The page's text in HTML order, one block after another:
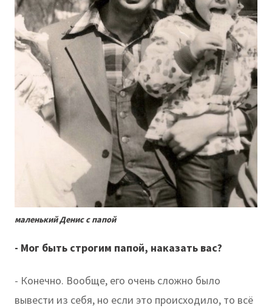
маленький Денис с папой
- Мог быть строгим папой, наказать вас?
- Конечно. Вообще, его очень сложно было
вывести из себя, но если это происходило, то всё